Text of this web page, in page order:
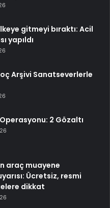
gitmeyi bıraktı: Acil
yapıldı
Arşivi Sanatseverlerle
2 Gözaltı
araç muayene
Ücretsiz, resmi
dikkat